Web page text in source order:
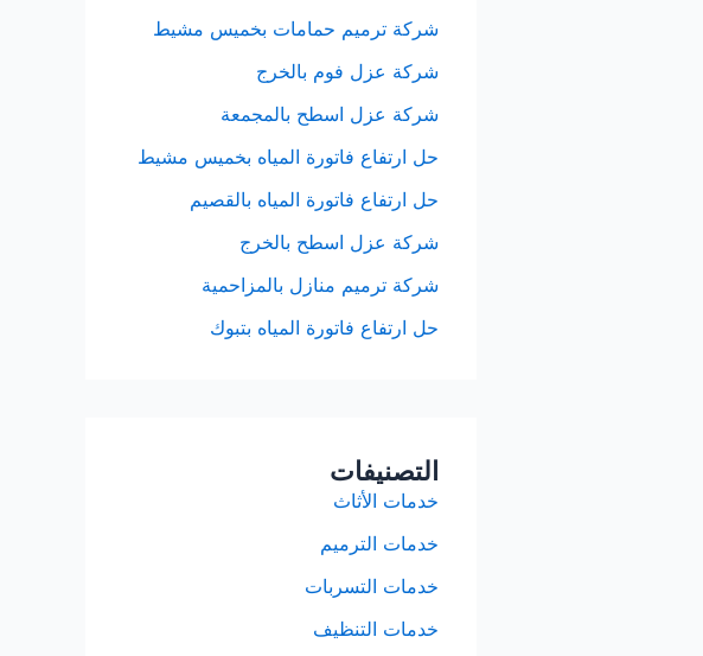
شركة ترميم حمامات بخميس مشيط
شركة عزل فوم بالخرج
شركة عزل اسطح بالمجمعة
حل ارتفاع فاتورة المياه بخميس مشيط
حل ارتفاع فاتورة المياه بالقصيم
شركة عزل اسطح بالخرج
شركة ترميم منازل بالمزاحمية
حل ارتفاع فاتورة المياه بتبوك
التصنيفات
خدمات الأثاث
خدمات الترميم
خدمات التسربات
خدمات التنظيف